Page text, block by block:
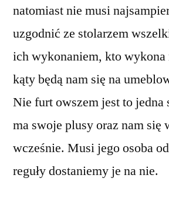
natomiast nie musi
uzgodnić ze stolarzem
ich wykonaniem, kto wykona
kąty będą nam się na
Nie furt owszem jest to jedna
ma swoje plusy oraz nam się
wcześnie. Musi jego osoba
reguły dostaniemy je na nie.